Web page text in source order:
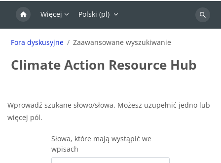
Więcej Polski ‎(pl)‎
Szukaj
Fora dyskusyjne Zaawansowane wyszukiwanie
Climate Action Resource Hub
Wprowadź szukane słowo/słowa. Możesz uzupełnić jedno lub
więcej pól.
Słowa, które mają wystąpić we
wpisach